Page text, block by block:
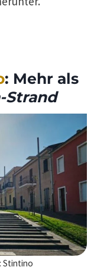
: Mehr als
Strand
Stintino